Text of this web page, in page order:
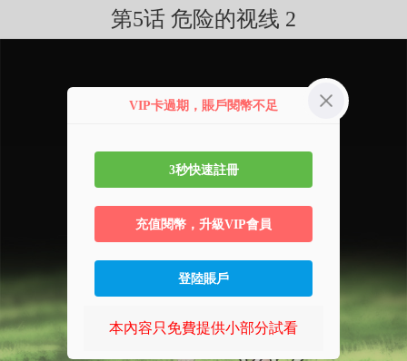
第5话 危险的视线 2
VIP卡過期，賬戶閱幣不足
3秒快速註冊
充值閱幣，升級VIP會員
登陸賬戶
本內容只免費提供小部分試看